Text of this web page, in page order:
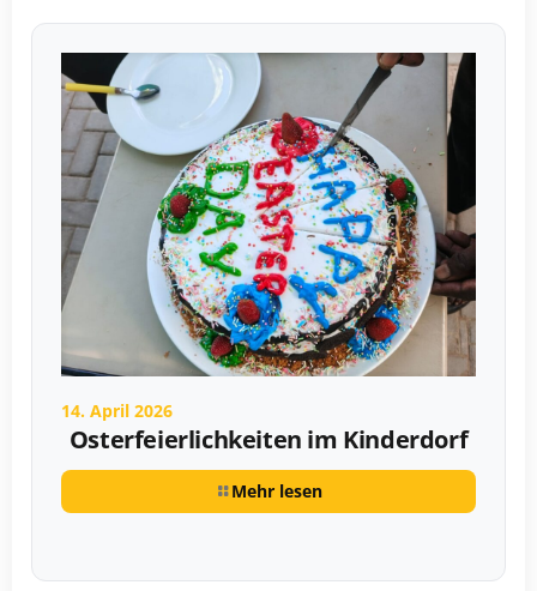
14. April 2026
Osterfeierlichkeiten im Kinderdorf
Mehr lesen